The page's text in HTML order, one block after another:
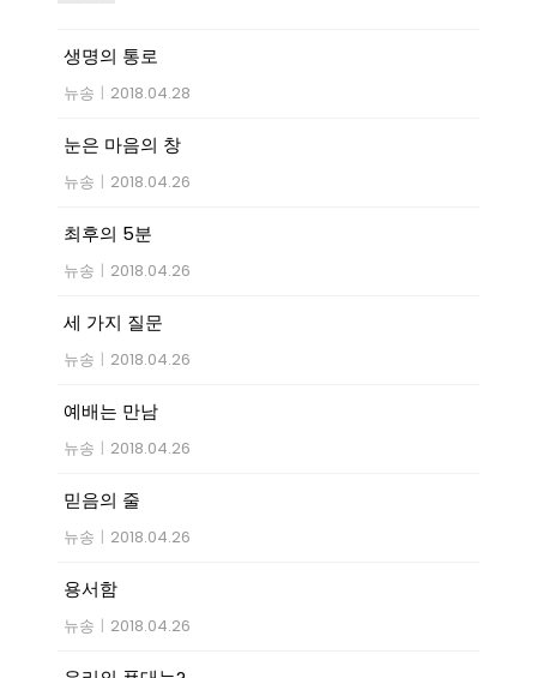
생명의 통로
뉴송 | 2018.04.28
눈은 마음의 창
뉴송 | 2018.04.26
최후의 5분
뉴송 | 2018.04.26
세 가지 질문
뉴송 | 2018.04.26
예배는 만남
뉴송 | 2018.04.26
믿음의 줄
뉴송 | 2018.04.26
용서함
뉴송 | 2018.04.26